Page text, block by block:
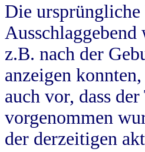
Die
z.B. nach der
anzeigen
auch vor, dass
vorgenommen
der derzeitigen